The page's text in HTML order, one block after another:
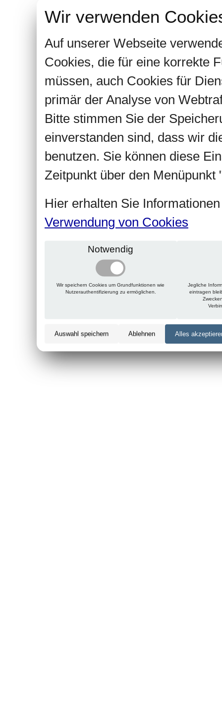
Wir verwenden
Auf unserer Webseite
Cookies, die für eine korrekte
müssen, auch Cookies für
primär der Analyse von
Bitte stimmen Sie der
einverstanden sind, dass wir
benutzen. Sie können diese
Zeitpunkt über den Menüpunkt
Hier erhalten Sie
Verwendung von Cookies
Notwendig
Wir speichern Cookies um Grundfunktionen wie
Nutzerauthentifizierung zu ermöglichen.
Jegliche
eintragen
Auswahl speichern Ablehnen Alles